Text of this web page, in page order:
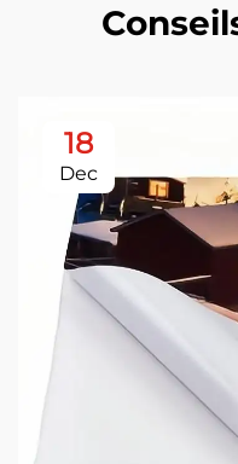
18
Dec